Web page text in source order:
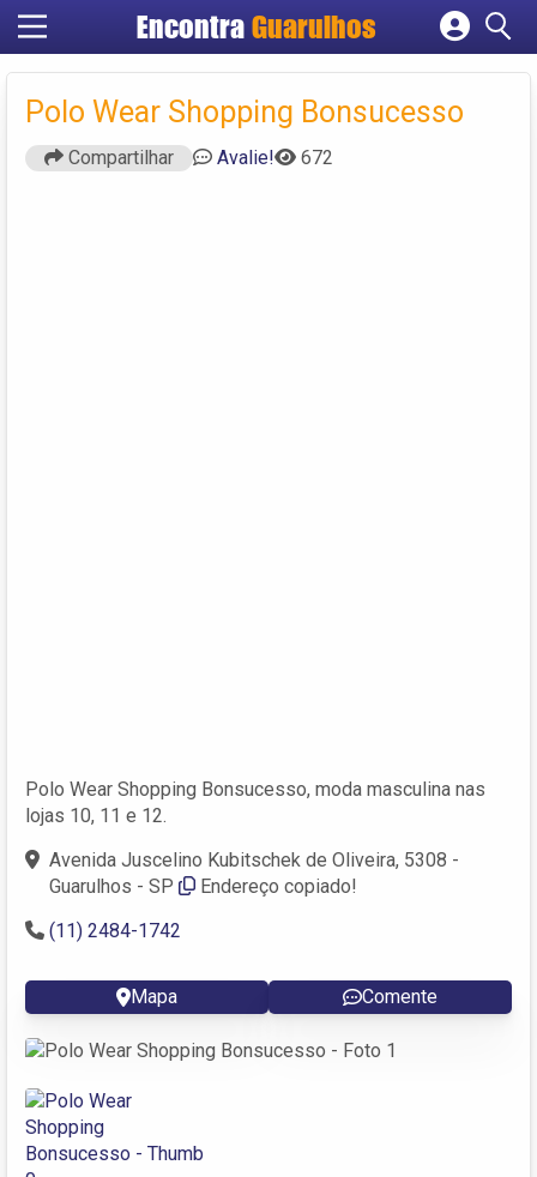
Encontra Guarulhos
Cadastrar empresa
Criar conta
Polo Wear Shopping Bonsucesso
Compartilhar Avalie! 672
Polo Wear Shopping Bonsucesso, moda masculina nas
lojas 10, 11 e 12.
Avenida Juscelino Kubitschek de Oliveira, 5308 -
Guarulhos - SP
Endereço copiado!
(11) 2484-1742
Mapa Comente